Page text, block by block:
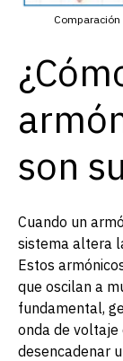
Comparación
son
Cuando un
sistema altera
Estos
que oscilan a
fundamental,
onda de voltaje
desencadenar